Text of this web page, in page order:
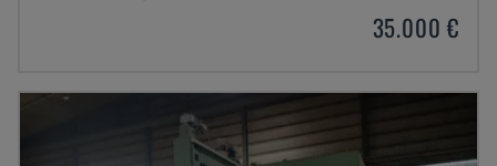
35.000 €